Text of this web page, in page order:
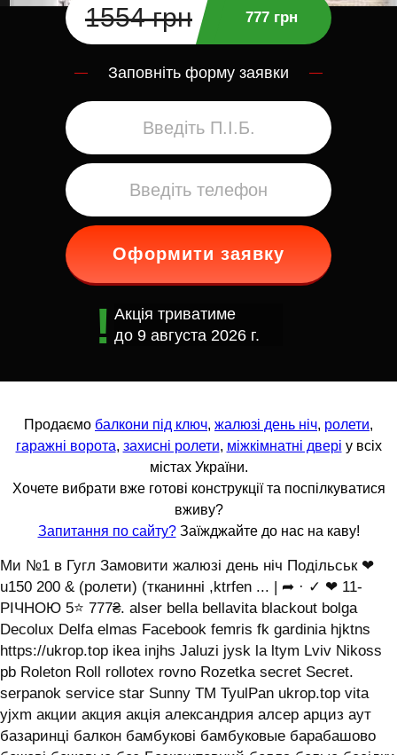
1554 грн 777 грн
Заповніть форму заявки
Оформити заявку
Акція триватиме
до 9 августа 2026 г.
Продаємо балкони під ключ, жалюзі день ніч, ролети,
гаражні ворота, захисні ролети, міжкімнатні двері у всіх
містах України.
Хочете вибрати вже готові конструкції та поспілкуватися
вживу?
Запитання по сайту?Заїжджайте до нас на каву!
Ми №1 в Гугл Замовити жалюзі день ніч Подільськ ❤
u150 200 & (ролети) (тканинні ,ktrfen ... | ➦ · ✓ ❤ 11-
РІЧНОЮ 5⭐ 777₴. alser bella bellavita blackout bolga
Decolux Delfa elmas Facebook femris fk gardinia hjktns
https://ukrop.top ikea injhs Jaluzi jysk la ltym Lviv Nikoss
pb Roleton Roll rollotex rovno Rozetka secret Secret.
serpanok service star Sunny TM TyulPan ukrop.top vita
yjxm акции акция акція александрия алсер арциз аут
базаринці балкон бамбукові бамбуковые барабашово